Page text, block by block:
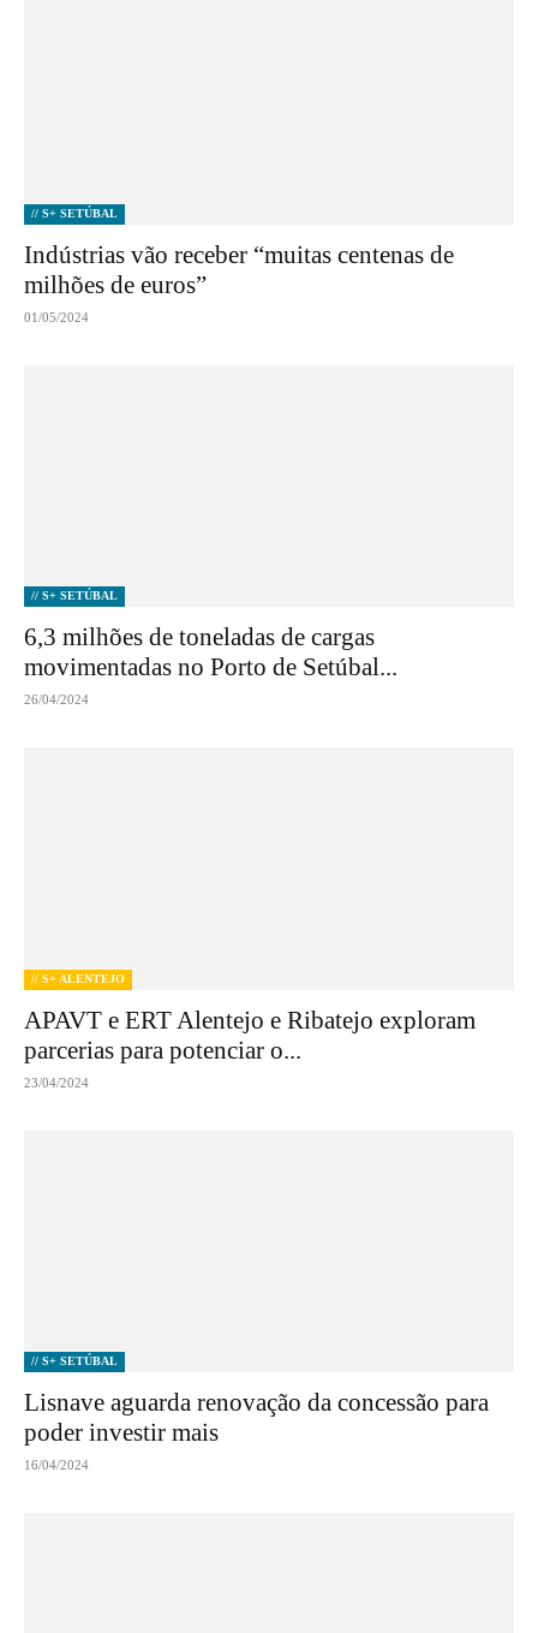
// S+ SETÚBAL
Indústrias vão receber “muitas centenas de
milhões de euros”
01/05/2024
// S+ SETÚBAL
6,3 milhões de toneladas de cargas
movimentadas no Porto de Setúbal...
26/04/2024
// S+ ALENTEJO
APAVT e ERT Alentejo e Ribatejo exploram
parcerias para potenciar o...
23/04/2024
// S+ SETÚBAL
Lisnave aguarda renovação da concessão para
poder investir mais
16/04/2024